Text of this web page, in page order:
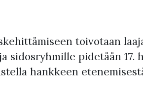
toivotaan
sidosryhmille pidetään 17.
hankkeen